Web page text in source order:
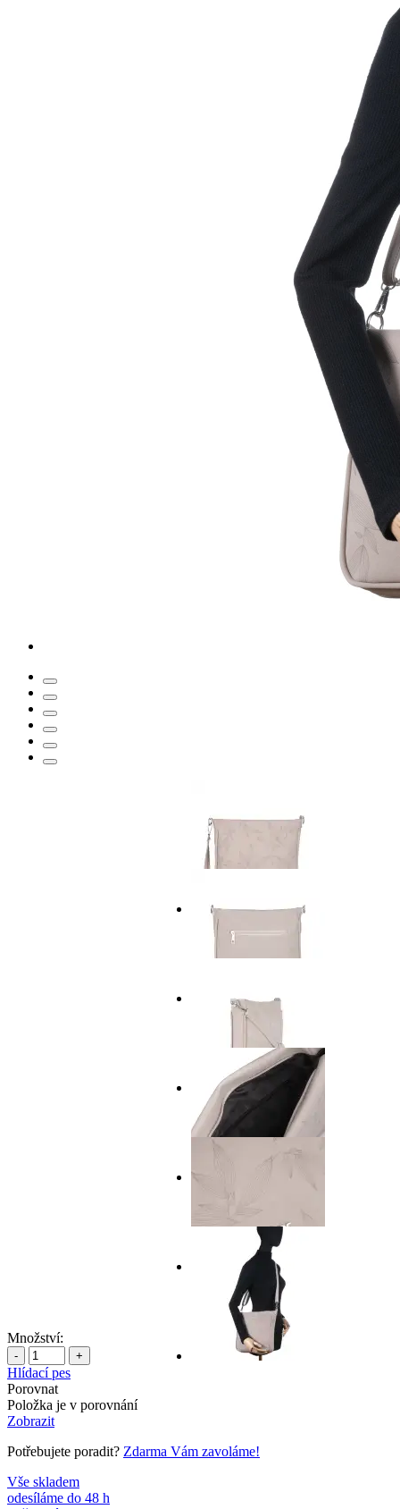
Množství:
- +
Hlídací pes
Porovnat
Položka je v porovnání
Zobrazit
Potřebujete poradit? Zdarma Vám zavoláme!
Vše skladem
odesíláme do 48 h